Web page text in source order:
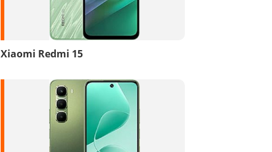
Xiaomi Redmi 15